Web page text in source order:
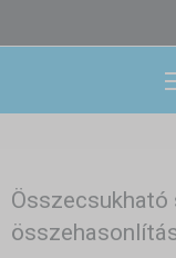
Összecsukható